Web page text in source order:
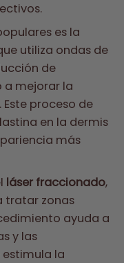
es la
utiliza ondas de
de
a mejorar la
proceso de
en la dermis
más
láser fraccionado,
tratar zonas
ayuda a
y las
la